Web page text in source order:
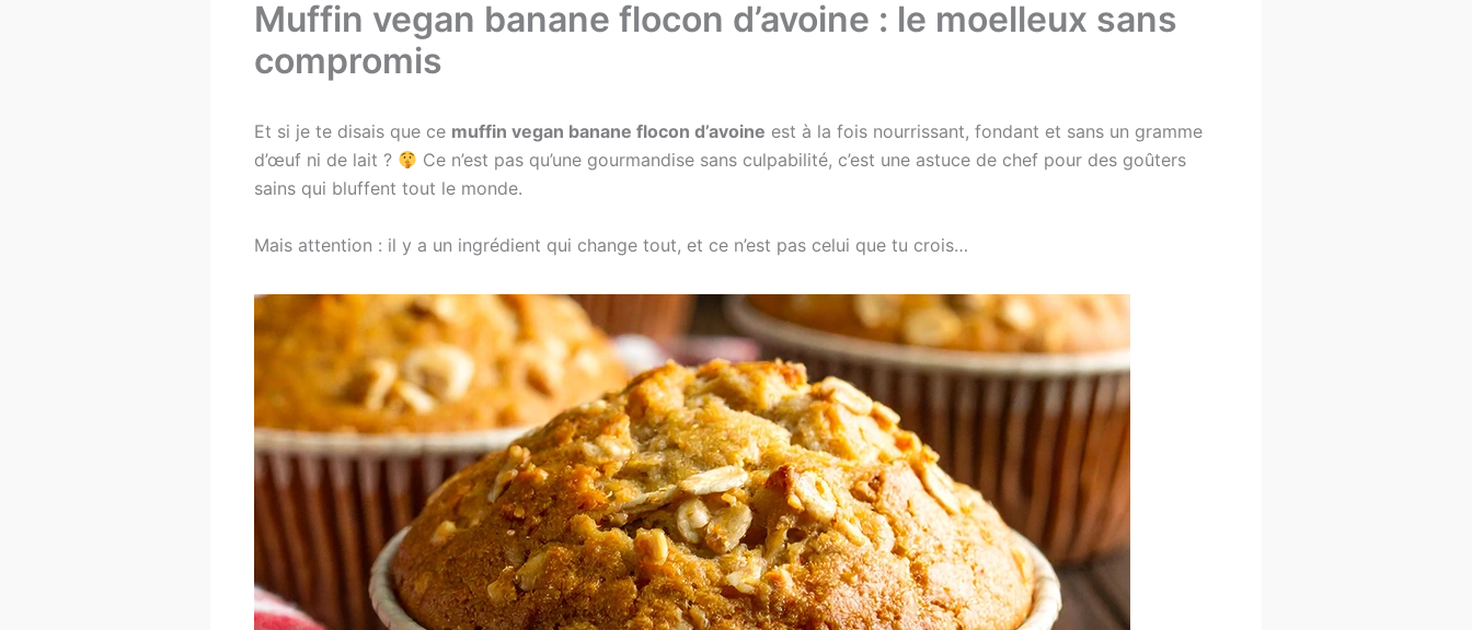
Muffin vegan banane flocon d’avoine : le moelleux sans
compromis
Et si je te disais que ce muffin vegan banane flocon d’avoine est à la fois nourrissant, fondant et sans un gramme
d’œuf ni de lait ?
Ce n’est pas qu’une gourmandise sans culpabilité, c’est une astuce de chef pour des goûters
sains qui bluffent tout le monde.
Mais attention : il y a un ingrédient qui change tout, et ce n’est pas celui que tu crois…